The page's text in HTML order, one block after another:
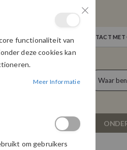
INLOGGEN NEEM CONTACT
Cart
DAMESKLEDING
functionaliteit van
deze cookies kan
Meer Informatie
om gebruikers